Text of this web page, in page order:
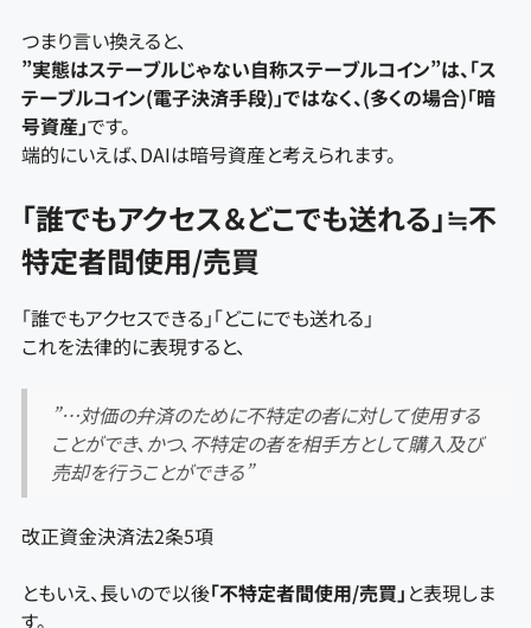
つまり言い換えると、
”実態はステーブルじゃない自称ステーブルコイン”は、「ス
テーブルコイン(電子決済手段)」ではなく、(多くの場合)「暗
号資産」です。
端的にいえば、DAIは暗号資産と考えられます。
「誰でもアクセス＆どこでも送れる」≒不
特定者間使用/売買
「誰でもアクセスできる」「どこにでも送れる」
これを法律的に表現すると、
”…対価の弁済のために不特定の者に対して使用する
ことができ、かつ、不特定の者を相手方として購入及び
売却を行うことができる”
改正資金決済法2条5項
ともいえ、長いので以後「不特定者間使用/売買」 と表現しま
す。